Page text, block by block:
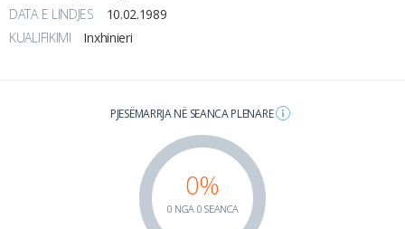
DATA E LINDJES
10.02.1989
KUALIFIKIMI
Inxhinieri
PJESËMARRJA NË SEANCA PLENARE
0%
0 NGA 0 SEANCA